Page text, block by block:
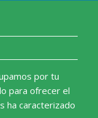
por tu
para ofrecer el
ha caracterizado